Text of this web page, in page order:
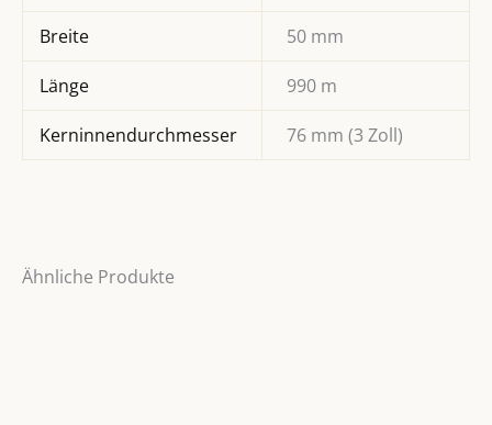
Breite
50 mm
Länge
990 m
Kerninnendurchmesser
76 mm (3 Zoll)
Ähnliche Produkte